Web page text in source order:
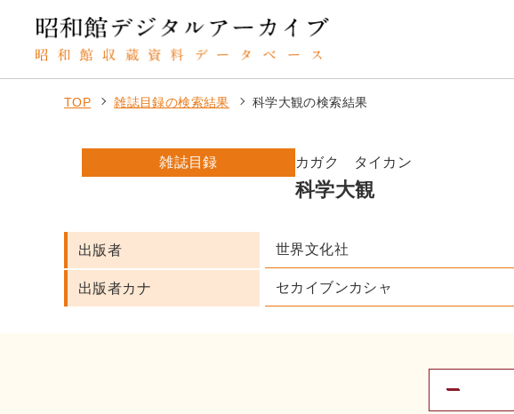
TOP 雑誌目録の検索結果 科学大観の検索結果
雑誌目録 カガク タイカン
科学大観
出版者 世界文化社
出版者カナ セカイブンカシャ